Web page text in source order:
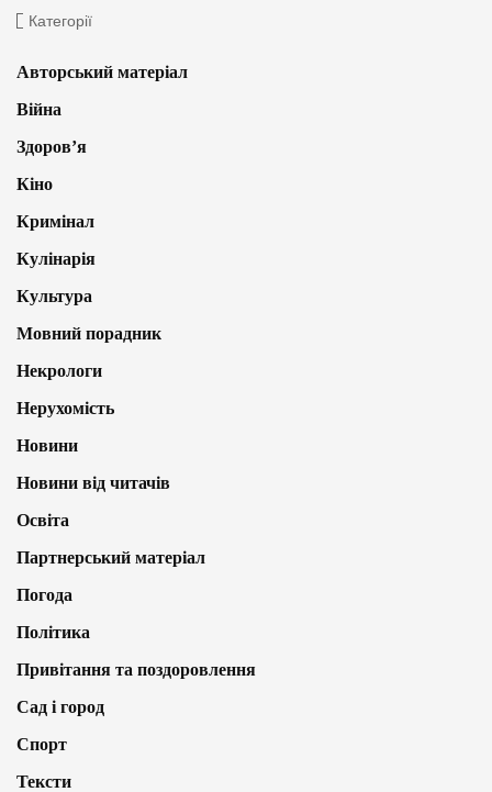
Категорії
Авторський матеріал
Війна
Здоров’я
Кіно
Кримінал
Кулінарія
Культура
Мовний порадник
Некрологи
Нерухомість
Новини
Новини від читачів
Освіта
Партнерський матеріал
Погода
Політика
Привітання та поздоровлення
Сад і город
Спорт
Тексти